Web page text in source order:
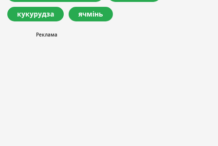
кукурудза ячмінь